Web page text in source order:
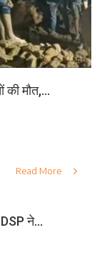
की मौत,...
Read More
ने...